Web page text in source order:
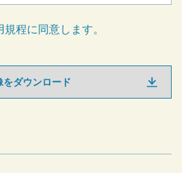
規程に同意します。
をダウンロード